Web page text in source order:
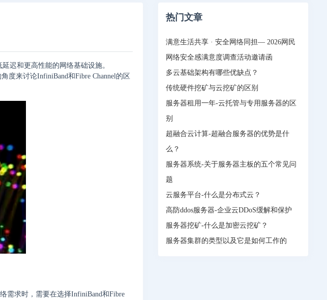
迟和更高性能的网络基础设施。
度来讨论InfiniBand和Fibre Channel的区
需求时，需要在选择InfiniBand和Fibre
热门文章
满意生活共享 · 安全网络同担— 2026网民
网络安全感满意度调查活动邀请函
多云基础架构有哪些优缺点？
传统硬件挖矿与云挖矿的区别
服务器租用一年-云托管与专用服务器的区
别
超融合云计算-超融合服务器的优势是什
么？
服务器系统-关于服务器主板的五个常见问
题
云服务平台-什么是分布式云？
高防ddos服务器-企业云DDoS缓解和保护
服务器挖矿-什么是加密云挖矿？
服务器集群的类型以及它是如何工作的